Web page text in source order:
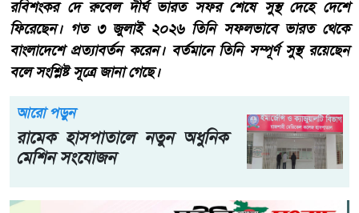
রবিশংকর দে রুবেল দীর্ঘ ভারত সফর শেষে সুস্থ দেহে দেশে
ফিরেছেন। গত ৩ জুলাই ২০২৬ তিনি সফলভাবে ভারত থেকে
বাংলাদেশে প্রত্যাবর্তন করেন। বর্তমানে তিনি সম্পূর্ণ সুস্থ রয়েছেন
বলে সংশ্লিষ্ট সূত্রে জানা গেছে।
আরো পড়ুন
রামেক হাসপাতালে নতুন অধুনিক
মেশিন সংযোজন